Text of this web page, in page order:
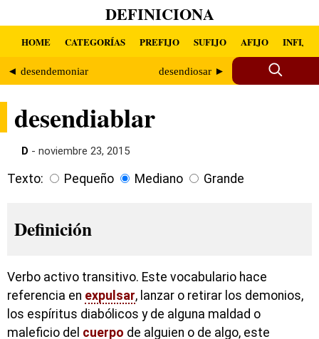
DEFINICIONA
HOME CATEGORÍAS PREFIJO SUFIJO AFIJO INFIJO
◄ desendemoniar desendiosar ►
desendiablar
D - noviembre 23, 2015
Texto: Pequeño Mediano Grande
Definición
Verbo activo transitivo. Este vocabulario hace
referencia en expulsar, lanzar o retirar los demonios,
los espíritus diabólicos y de alguna maldad o
maleficio del cuerpo de alguien o de algo, este